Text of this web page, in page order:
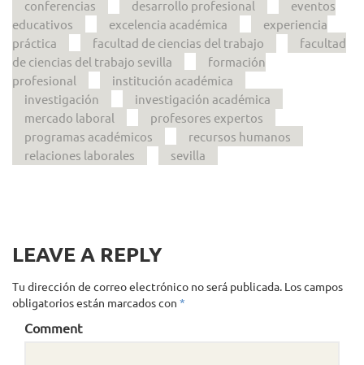
conferencias
desarrollo profesional
eventos
educativos
excelencia académica
experiencia
práctica
facultad de ciencias del trabajo
facultad
de ciencias del trabajo sevilla
formación
profesional
institución académica
investigación
investigación académica
mercado laboral
profesores expertos
programas académicos
recursos humanos
relaciones laborales
sevilla
LEAVE A REPLY
Tu dirección de correo electrónico no será publicada. Los campos
obligatorios están marcados con *
Comment